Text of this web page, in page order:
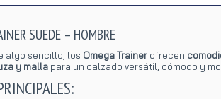
SUEDE – HOMBRE
algo sencillo, los Omega Trainer ofrecen
y malla para un calzado versátil, cómodo y